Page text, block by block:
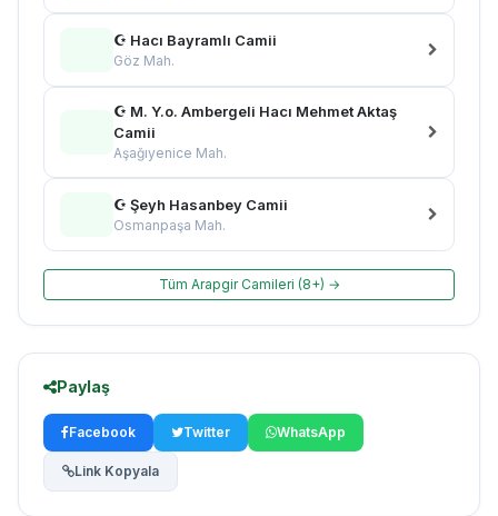
☪ Hacı Bayramlı Camii
Göz Mah.
☪ M. Y.o. Ambergeli Hacı Mehmet Aktaş
Camii
Aşağıyenice Mah.
☪ Şeyh Hasanbey Camii
Osmanpaşa Mah.
Tüm Arapgir Camileri (8+) →
Paylaş
Facebook Twitter WhatsApp
Link Kopyala